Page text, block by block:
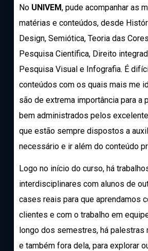
No UNIVEM, pude acompanhar as
matérias e conteúdos, desde
Design, Semiótica, Teoria das
Pesquisa Científica, Direito
Pesquisa Visual e Infografia. É
conteúdos com os quais mais me
são de extrema importância para a
bem administrados pelos
que estão sempre dispostos a
necessário e ir além do conteúdo
Logo no início do curso, há
interdisciplinares com alunos de
cases reais para que aprendamos
clientes e com o trabalho em
longo dos semestres, há palestras
e também fora dela, para explorar